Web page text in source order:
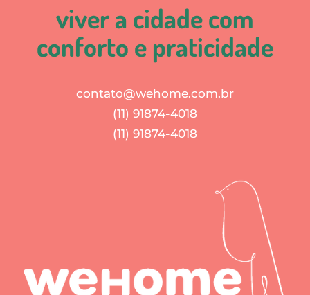
viver a cidade com
conforto e praticidade
contato@wehome.com.br
(11) 91874-4018
(11) 91874-4018